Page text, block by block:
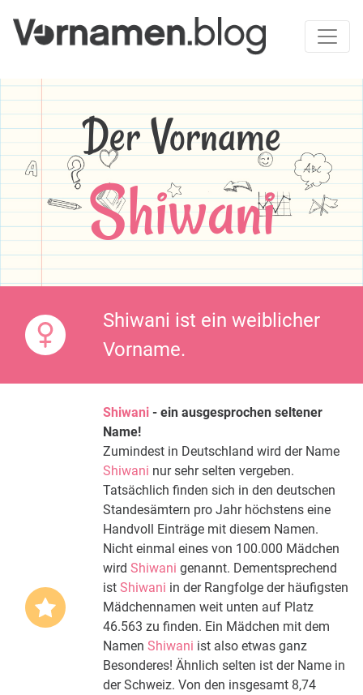
Der Vorname
Shiwani
Shiwani ist ein weiblicher
Vorname.
Shiwani - ein ausgesprochen seltener
Name!
Zumindest in Deutschland wird der Name
Shiwani nur sehr selten vergeben.
Tatsächlich finden sich in den deutschen
Standesämtern pro Jahr höchstens eine
Handvoll Einträge mit diesem Namen.
Nicht einmal eines von 100.000 Mädchen
wird Shiwani genannt. Dementsprechend
ist Shiwani in der Rangfolge der häufigsten
Mädchennamen weit unten auf Platz
46.563 zu finden. Ein Mädchen mit dem
Namen Shiwani ist also etwas ganz
Besonderes! Ähnlich selten ist der Name in
der Schweiz. Von den insgesamt 8,74